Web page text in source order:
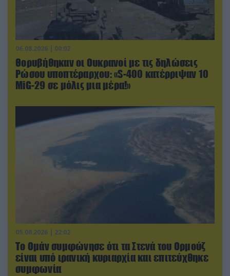
06.08.2026 | 00:02
Θορυβήθηκαν οι Ουκρανοί με τις δηλώσεις
Ρώσου υποπτέραρχου: «S-400 κατέρριψαν 10
MiG-29 σε μόλις μια μέρα!»
05.08.2026 | 22:02
Το Ομάν συμφώνησε ότι τα Στενά του Ορμούζ
είναι υπό ιρανική κυριαρχία και επιτεύχθηκε
συμφωνία